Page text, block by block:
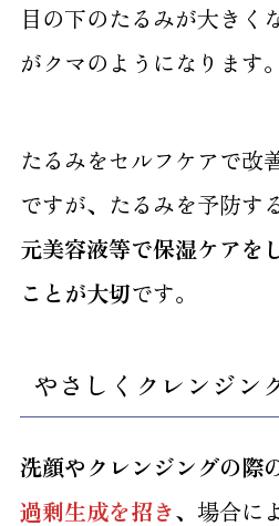
目の下のたるみが大きく
がクマのようになります。
たるみをセルフケアで改
ですが、たるみを予防す
元美容液等で保湿ケアを
ことが大切です。
やさしくクレンジン
洗顔やクレンジングの際
過剰生成を招き、 場合に